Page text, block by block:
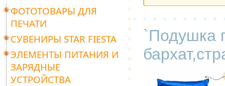
ФОТОТОВАРЫ ДЛЯ
ПЕЧАТИ
СУВЕНИРЫ STAR FIESTA
ЭЛЕМЕНТЫ ПИТАНИЯ И
ЗАРЯДНЫЕ
УСТРОЙСТВА
`Подушка